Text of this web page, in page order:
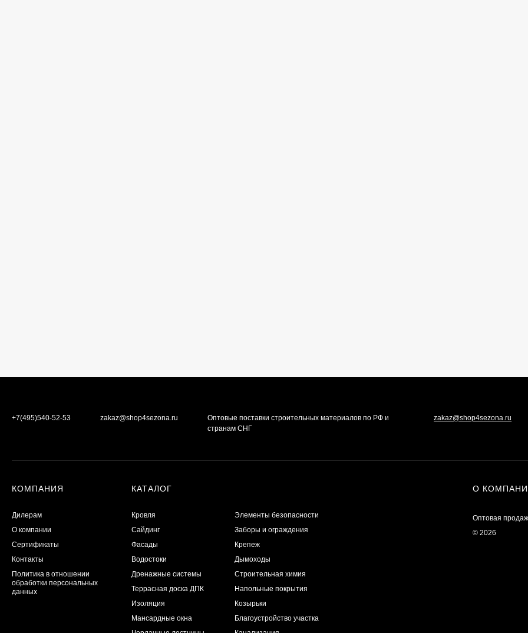
+7(495)540-52-53 zakaz@shop4sezona.ru
Оптовые поставки строительных материалов по РФ и
странам СНГ
zakaz@shop4sezona.ru
КОМПАНИЯ
Дилерам
О компании
Сертификаты
Контакты
Политика в отношении
обработки персональных
данных
КАТАЛОГ
Кровля
Сайдинг
Фасады
Водостоки
Дренажные системы
Террасная доска ДПК
Изоляция
Мансардные окна
Элементы безопасности
Заборы и ограждения
Крепеж
Дымоходы
Строительная химия
Напольные покрытия
Козырьки
Благоустройство участка
О
Оптовая
© 2026